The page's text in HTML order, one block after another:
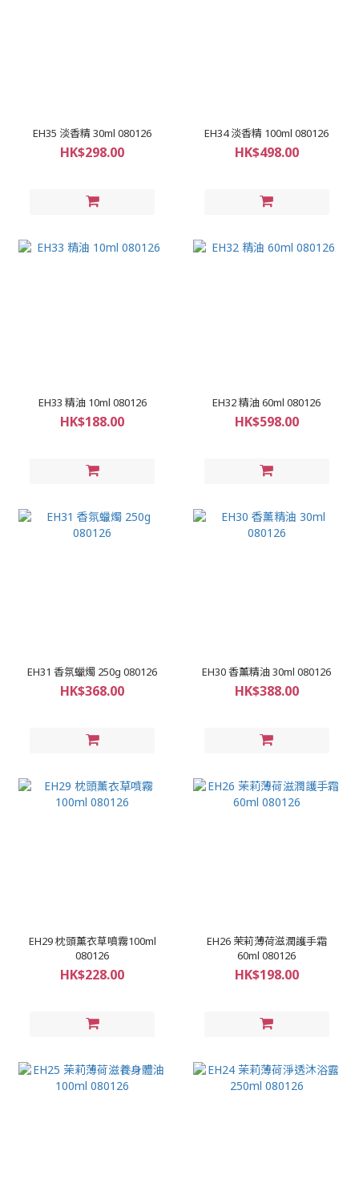
EH35 淡香精 30ml 080126
HK$298.00
EH34 淡香精 100ml 080126
HK$498.00
EH33 精油 10ml 080126
HK$188.00
EH32 精油 60ml 080126
HK$598.00
EH31 香氛蠟燭 250g 080126
HK$368.00
EH30 香薰精油 30ml 080126
HK$388.00
EH29 枕頭薰衣草噴霧100ml
080126
HK$228.00
EH26 茉莉薄荷滋潤護手霜
60ml 080126
HK$198.00